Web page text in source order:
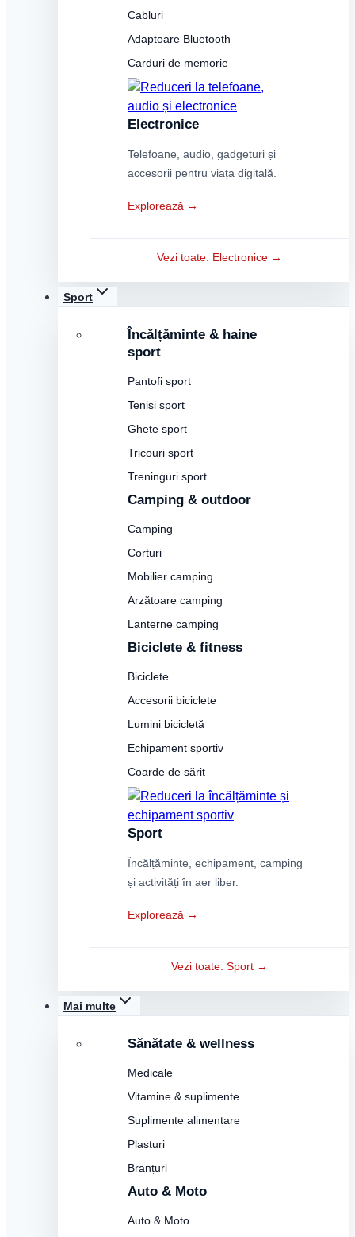
Cabluri
Adaptoare Bluetooth
Carduri de memorie
Electronice
Telefoane, audio, gadgeturi și
accesorii pentru viața digitală.
Explorează →
Vezi toate: Electronice →
Sport
Încălțăminte & haine
sport
Pantofi sport
Teniși sport
Ghete sport
Tricouri sport
Treninguri sport
Camping & outdoor
Camping
Corturi
Mobilier camping
Arzătoare camping
Lanterne camping
Biciclete & fitness
Biciclete
Accesorii biciclete
Lumini bicicletă
Echipament sportiv
Coarde de sărit
Sport
Încălțăminte, echipament, camping
și activități în aer liber.
Explorează →
Vezi toate: Sport →
Mai multe
Sănătate & wellness
Medicale
Vitamine & suplimente
Suplimente alimentare
Plasturi
Branțuri
Auto & Moto
Auto & Moto